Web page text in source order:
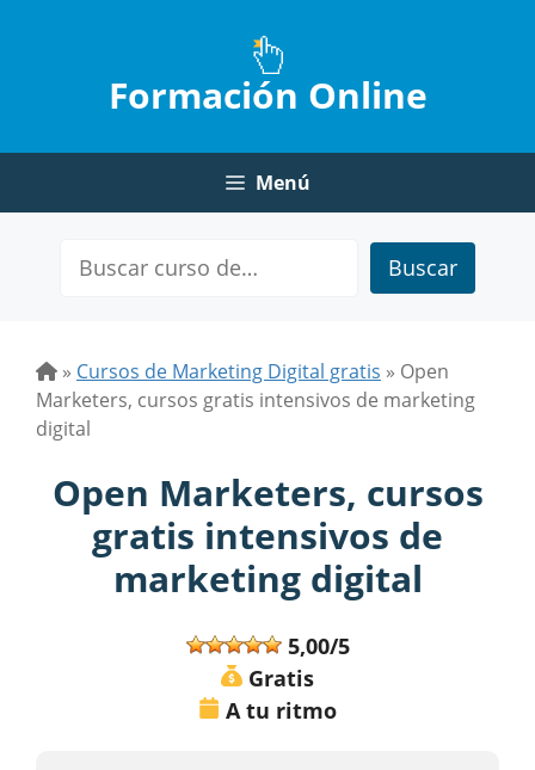
Formación Online
Menú
Buscar
» Cursos de Marketing Digital gratis » Open
Marketers, cursos gratis intensivos de marketing
digital
Open Marketers, cursos
gratis intensivos de
marketing digital
5,00/5
Gratis
A tu ritmo